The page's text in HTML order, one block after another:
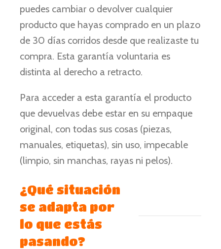
puedes cambiar o devolver cualquier
producto que hayas comprado en un plazo
de 30 días corridos desde que realizaste tu
compra. Esta garantía voluntaria es
distinta al derecho a retracto.
Para acceder a esta garantía el producto
que devuelvas debe estar en su empaque
original, con todas sus cosas (piezas,
manuales, etiquetas), sin uso, impecable
(limpio, sin manchas, rayas ni pelos).
¿Qué situación
se adapta por
lo que estás
pasando?